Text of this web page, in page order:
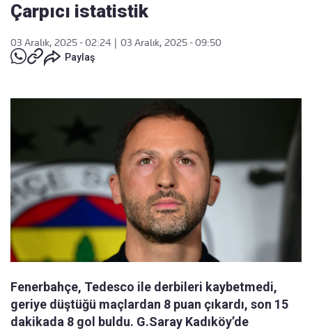
Çarpıcı istatistik
03 Aralık, 2025 - 02:24
03 Aralık, 2025 - 09:50
Paylaş
Fenerbahçe, Tedesco ile derbileri kaybetmedi,
geriye düştüğü maçlardan 8 puan çıkardı, son 15
dakikada 8 gol buldu. G.Saray Kadıköy’de